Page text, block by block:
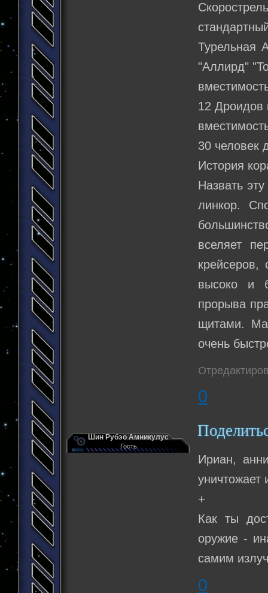
Турельная
"Аллирд"
12 Дроидов
30 человек
История
Назвать
линкор.
вселяет
крейсеров,
высоко и
прорыва
щитами.
очень
0
Шин Рубэо Амникулус
Гость
Ириан,
уничтожает
+
Как ты
оружие -
самим
0